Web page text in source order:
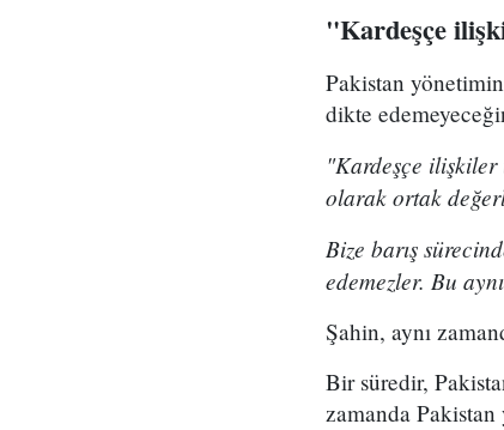
"Kardeşçe
Pakistan
dikte
"Kardeşçe
olarak ortak
Bize barış
edemezler. Bu
Şahin, aynı
Bir süredir,
zamanda Pakistan